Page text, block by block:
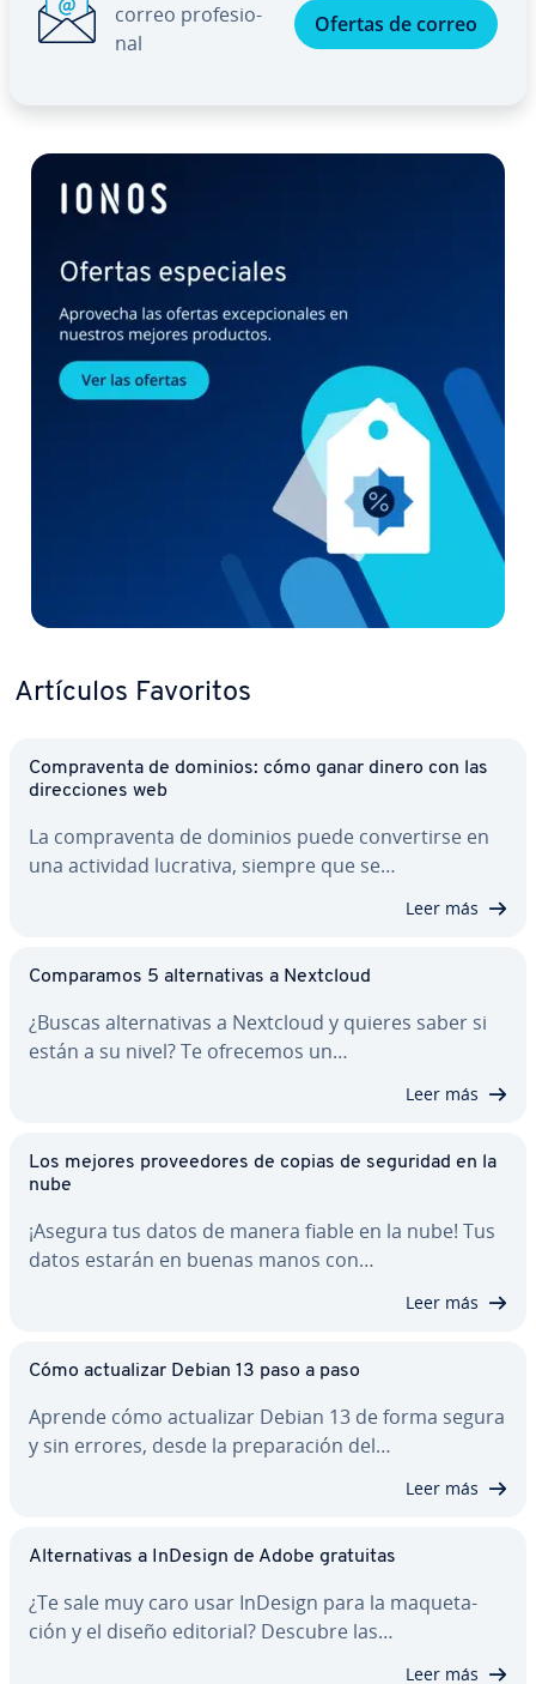
correo pro­fe­sio­
nal
Ofertas de correo
Artículos Favoritos
Co­m­pra­ve­n­ta de dominios: cómo ganar dinero con las
di­re­c­cio­nes web
La co­m­pra­ve­n­ta de dominios puede co­n­ve­r­ti­r­se en
una actividad lucrativa, siempre que se…
Leer más
Co­m­pa­ra­mos 5 al­te­r­na­ti­vas a Nextcloud
¿Buscas al­te­r­na­ti­vas a Nextcloud y quieres saber si
están a su nivel? Te ofrecemos un…
Leer más
Los mejores pro­vee­do­res de copias de seguridad en la
nube
¡Asegura tus datos de manera fiable en la nube! Tus
datos estarán en buenas manos con…
Leer más
Cómo ac­tua­li­zar Debian 13 paso a paso
Aprende cómo ac­tua­li­zar Debian 13 de forma segura
y sin errores, desde la pre­pa­ra­ción del…
Leer más
Al­te­r­na­ti­vas a InDesign de Adobe gratuitas
¿Te sale muy caro usar InDesign para la ma­que­ta­
ción y el diseño editorial? Descubre las…
Leer más